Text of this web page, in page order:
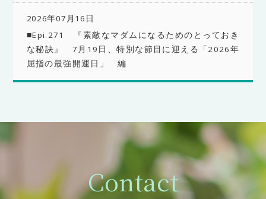
2026年07月16日
■Epi.271 『素敵なマダムになるためのとっておき
な秘訣』 7月19日、特別な節目に迎える「2026年
屈指の最強開運日」 編
Contact